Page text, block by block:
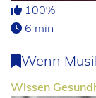
100%
6 min
Wenn
Wissen